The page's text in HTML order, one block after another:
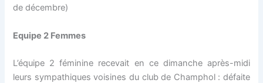
de décembre)
Equipe 2 Femmes
L’équipe 2 féminine recevait en ce dimanche après-midi
leurs sympathiques voisines du club de Champhol : défaite